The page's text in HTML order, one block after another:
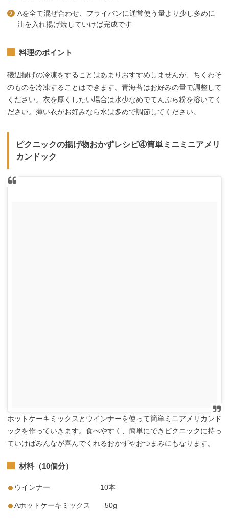
Aを全て混ぜ合わせ、フライパンに通常使う量より少し多めに
油を入れ揚げ焼していけば完成です
料理のポイント
磯辺揚げの冷凍をすることはあまりおすすめしませんが、ちくわそ
のものを冷凍することはできます。青海苔はお好みの量で調整して
ください。衣を厚くしたい場合は水少なめでてんぷら粉を溶いてく
ださい。薄い衣がお好みなら水は多めで調節してください。
ピクニックの揚げ物おかずレシピ④簡単ミニミニアメリ
カンドック
ホットケーキミックスとウインナーを使って簡単ミニアメリカンド
ックを作っていきます。食べやすく、簡単にできピクニックに持っ
ていけばみんなが喜んでくれるおかずやおつまみにもなります。
材料（10個分）
ウインナー 10本
Aホットケーキミックス 50g